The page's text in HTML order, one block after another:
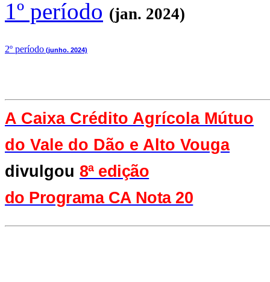
1º período (jan. 2024)
2º período (junho. 2024)
A Caixa Crédito Agrícola Mútuo
do Vale do Dão e Alto Vouga
divulgou 8ª edição
do Programa CA Nota 20